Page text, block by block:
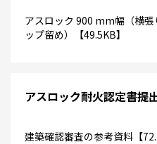
アスロック 900 mm幅（横張
ップ留め）【49.5KB】
アスロック耐火認定書提
建築確認審査の参考資料【